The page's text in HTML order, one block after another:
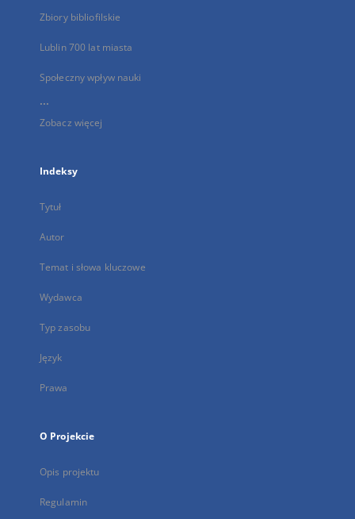
Zbiory bibliofilskie
Lublin 700 lat miasta
Społeczny wpływ nauki
...
Zobacz więcej
Indeksy
Tytuł
Autor
Temat i słowa kluczowe
Wydawca
Typ zasobu
Język
Prawa
O Projekcie
Opis projektu
Regulamin